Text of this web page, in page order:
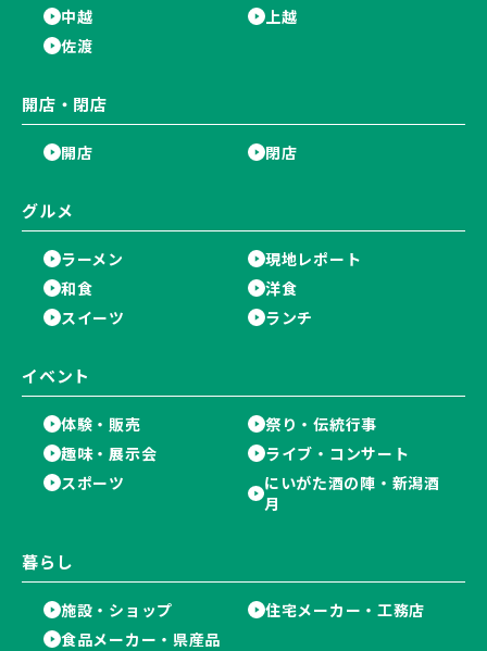
中越
上越
佐渡
開店・閉店
開店 閉店
グルメ
ラーメン
現地レポート
和食
洋食
スイーツ
ランチ
イベント
体験・販売
祭り・伝統行事
趣味・展示会
ライブ・コンサート
スポーツ
にいがた酒の陣・新潟酒
月
暮らし
施設・ショップ
住宅メーカー・工務店
食品メーカー・県産品